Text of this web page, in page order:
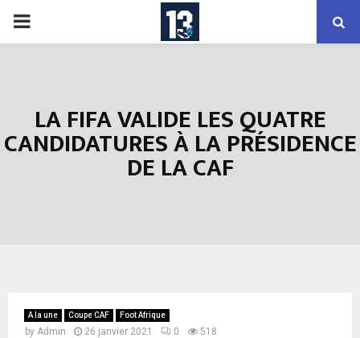
PRIMARY
LA FIFA VALIDE LES QUATRE
CANDIDATURES À LA PRÉSIDENCE
DE LA CAF
A la une Coupe CAF Foot Afrique
by Admin 26 janvier 2021 0 518